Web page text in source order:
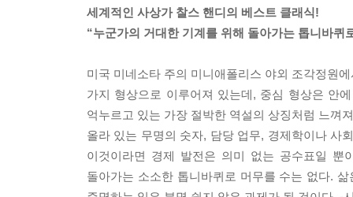
과거 동독이었던 드레스덴에 사는 한 친구의 말
같은 급료를 받았습니다.” 놀라움을 감추지 못하
“물론 그런 상황이 옳다거나, 그런 시스템이 지속
s, 즐거움Fun을 위해 쏟을 많은 시간과 에너지가
“이윤Profit, 실적Performance, 보수Pay, 생산성
어쩔 수가 없습니다! 이 모든 것이 도대체 무엇을
일본과 독일 양쪽 모두 어느 정도의 딜레마는 안
세계적인 사상가 찰스 핸디의 베스트 클래식!
“누군가의 거대한 기계를 위해 돌아가는 톱니바
미국 미네소타 주의 미니애폴리스 야외 조각정원
가지 형상으로 이루어져 있는데, 중심 형상은 안
억누르고 있는 가장 절박한 역설의 상징처럼 느껴
올라 있는 무명의 숫자, 담당 업무, 경제학이나 사
이것이라면 경제 발전은 의미 없는 공수표일
돌아가는 소소한 톱니바퀴로 머무를 수는 없다.